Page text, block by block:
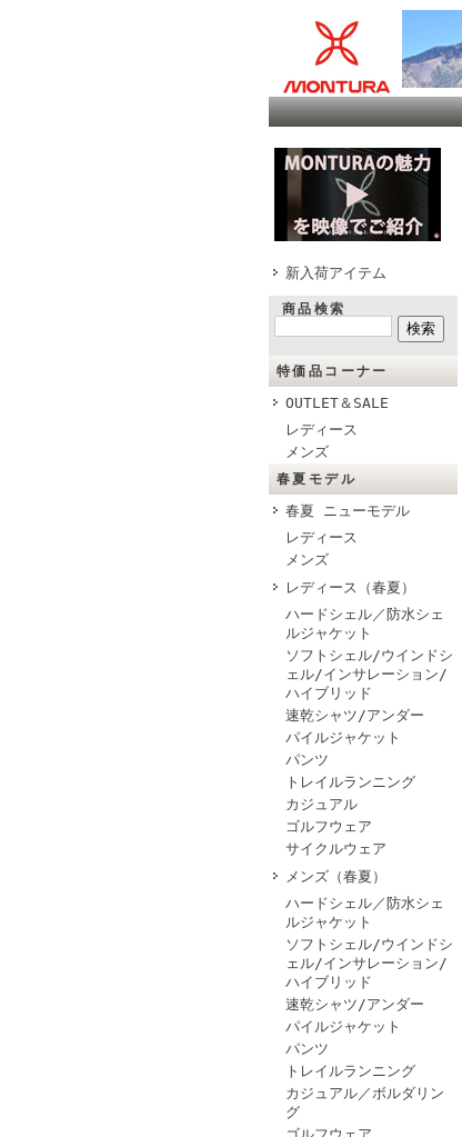
新入荷アイテム
商品検索
特価品コーナー
OUTLET＆SALE
レディース
メンズ
春夏モデル
春夏 ニューモデル
レディース
メンズ
レディース（春夏）
ハードシェル／防水シェ
ルジャケット
ソフトシェル/ウインドシ
ェル/インサレーション/
ハイブリッド
速乾シャツ/アンダー
パイルジャケット
パンツ
トレイルランニング
カジュアル
ゴルフウェア
サイクルウェア
メンズ（春夏）
ハードシェル／防水シェ
ルジャケット
ソフトシェル/ウインドシ
ェル/インサレーション/
ハイブリッド
速乾シャツ/アンダー
パイルジャケット
パンツ
トレイルランニング
カジュアル／ボルダリン
グ